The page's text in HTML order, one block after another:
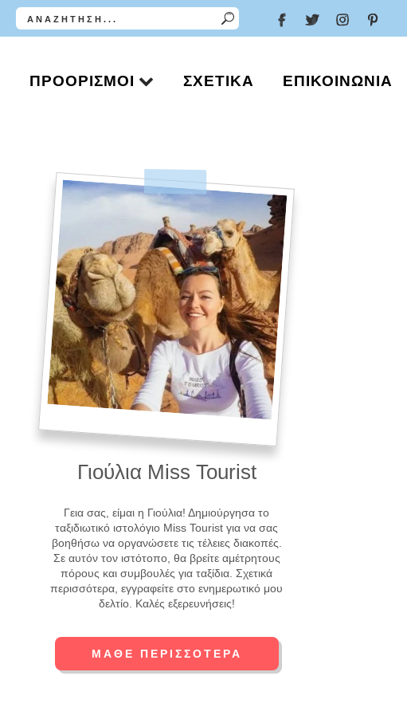
ΠΡΟΟΡΙΣΜΟΊ ΣΧΕΤΙΚΆ ΕΠΙΚΟΙΝΩΝΊΑ
Γιούλια Miss Tourist
Γεια σας, είμαι η Γιούλια! Δημιούργησα το
ταξιδιωτικό ιστολόγιο Miss Tourist για να σας
βοηθήσω να οργανώσετε τις τέλειες διακοπές.
Σε αυτόν τον ιστότοπο, θα βρείτε αμέτρητους
πόρους και συμβουλές για ταξίδια. Σχετικά
περισσότερα, εγγραφείτε στο ενημερωτικό μου
δελτίο. Καλές εξερευνήσεις!
ΜΆΘΕ ΠΕΡΙΣΣΌΤΕΡΑ